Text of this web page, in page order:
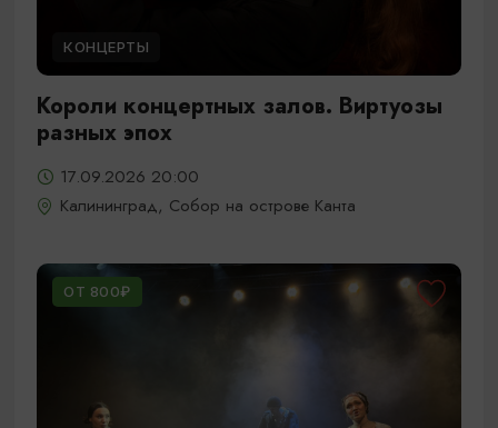
КОНЦЕРТЫ
Короли концертных залов. Виртуозы
разных эпох
17.09.2026 20:00
Калининград, Собор на острове Канта
ОТ 800₽